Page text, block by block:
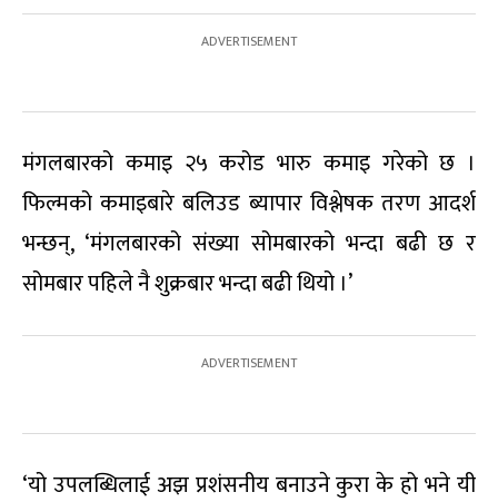
मंगलबारको कमाइ २५ करोड भारु कमाइ गरेको छ ।
फिल्मको कमाइबारे बलिउड ब्यापार विश्लेषक तरण आदर्श
भन्छन्, ‘मंगलबारको संख्या सोमबारको भन्दा बढी छ र
सोमबार पहिले नै शुक्रबार भन्दा बढी थियो ।’
‘यो उपलब्धिलाई अझ प्रशंसनीय बनाउने कुरा के हो भने यी